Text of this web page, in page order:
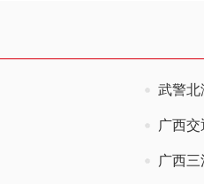
武警北
广西
广西